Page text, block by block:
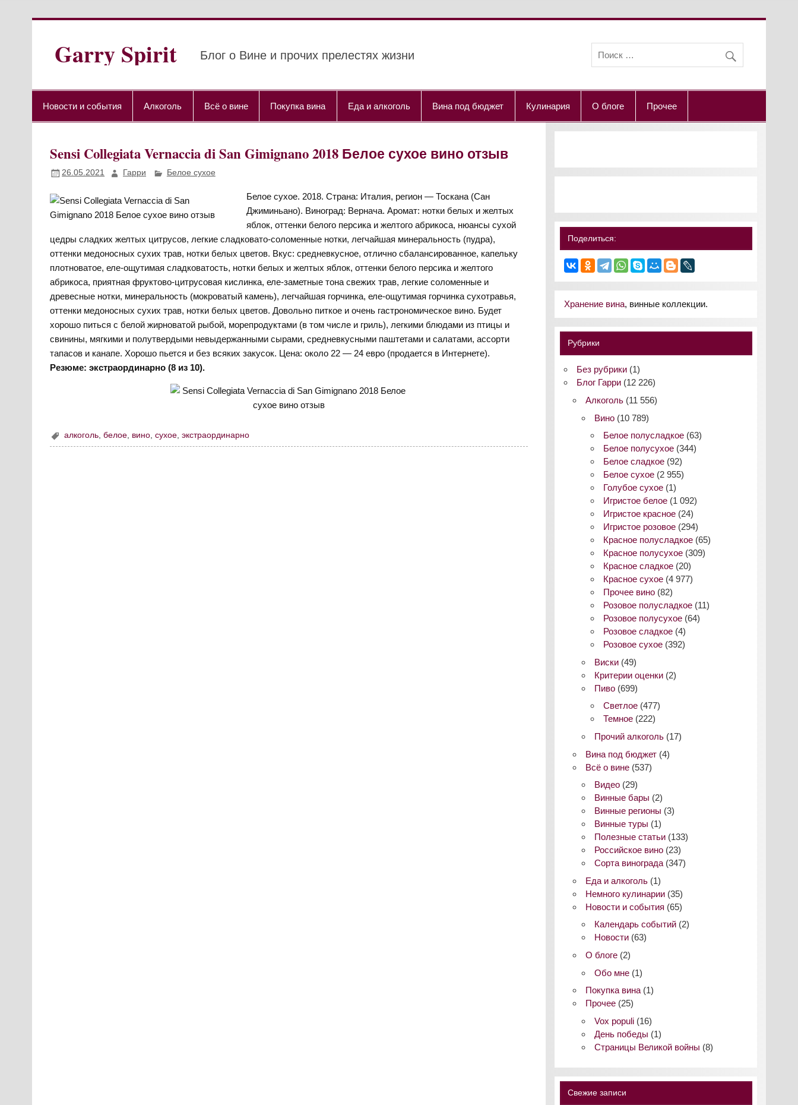
Перейти
Garry Spirit Блог о Вине и прочих прелестях жизни
Новости и события Алкоголь Всё о вине Покупка вина Еда и алкоголь Вина под бюджет Кулинария О блоге Прочее
Sensi Collegiata Vernaccia di San Gimignano 2018 Белое сухое вино отзыв
26.05.2021 Гарри Белое сухое
Белое сухое. 2018. Страна: Италия, регион — Тоскана (Сан
Джиминьано). Виноград: Вернача. Аромат: нотки белых и желтых
яблок, оттенки белого персика и желтого абрикоса, нюансы сухой
цедры сладких желтых цитрусов, легкие сладковато-соломенные нотки, легчайшая минеральность (пудра),
оттенки медоносных сухих трав, нотки белых цветов. Вкус: средневкусное, отлично сбалансированное, капельку
плотноватое, еле-ощутимая сладковатость, нотки белых и желтых яблок, оттенки белого персика и желтого
абрикоса, приятная фруктово-цитрусовая кислинка, еле-заметные тона свежих трав, легкие соломенные и
древесные нотки, минеральность (мокроватый камень), легчайшая горчинка, еле-ощутимая горчинка сухотравья,
оттенки медоносных сухих трав, нотки белых цветов. Довольно питкое и очень гастрономическое вино. Будет
хорошо питься с белой жирноватой рыбой, морепродуктами (в том числе и гриль), легкими блюдами из птицы и
свинины, мягкими и полутвердыми невыдержанными сырами, средневкусными паштетами и салатами, ассорти
тапасов и канапе. Хорошо пьется и без всяких закусок. Цена: около 22 — 24 евро (продается в Интернете).
Резюме: экстраординарно (8 из 10).
алкоголь,белое, вино,сухое,экстраординарно
Поделиться:
Хранение вина, винные коллекции.
Рубрики
Без рубрики(1)
Блог Гарри(12 226)
Алкоголь (11 556)
Вино (10 789)
Белое полусладкое (63)
Белое полусухое (344)
Белое сладкое (92)
Белое сухое (2 955)
Голубое сухое (1)
Игристое белое (1 092)
Игристое красное (24)
Игристое розовое (294)
Красное полусладкое (65)
Красное полусухое (309)
Красное сладкое (20)
Красное сухое (4 977)
Прочее вино (82)
Розовое полусладкое (11)
Розовое полусухое (64)
Розовое сладкое (4)
Розовое сухое (392)
Виски (49)
Критерии оценки (2)
Пиво (699)
Светлое (477)
Темное (222)
Прочий алкоголь (17)
Вина под бюджет (4)
Всё о вине (537)
Видео (29)
Винные бары (2)
Винные регионы (3)
Винные туры (1)
Полезные статьи (133)
Российское вино (23)
Сорта винограда (347)
Еда и алкоголь (1)
Немного кулинарии (35)
Новости и события (65)
Календарь событий (2)
Новости (63)
О блоге (2)
Обо мне (1)
Покупка вина (1)
Прочее (25)
Vox populi (16)
День победы (1)
Страницы Великой войны (8)
Свежие записи